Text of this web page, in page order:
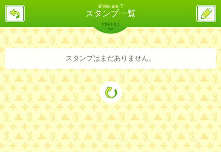
＠We are T
スタンプ一覧
戻
ス
投
稿
バックナンバー 詳細検索 ランキング
MENU
スタンプはまだありません。